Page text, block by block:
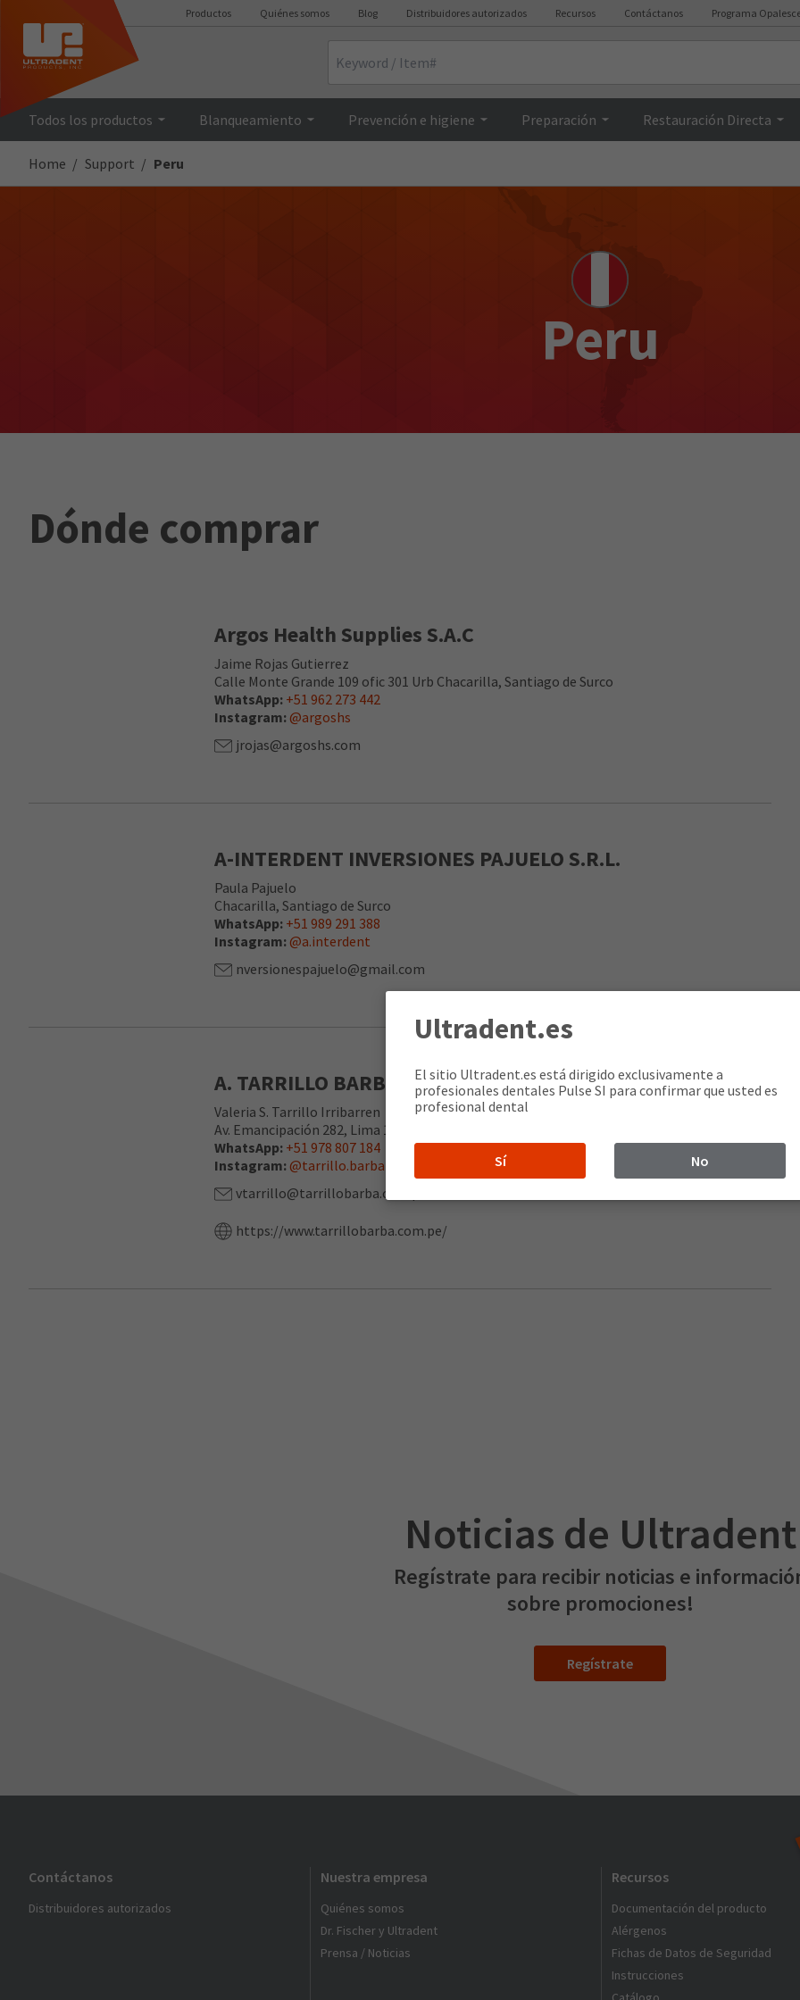
Productos Quiénes somos Blog Distribuidores autorizados Recursos Contáctanos Programa
Todos los productos Blanqueamiento Prevención e higiene Preparación Restauración Directa
Home Support Peru
Peru
Dónde comprar
Argos Health Supplies S.A.C
Jaime Rojas Gutierrez
Calle Monte Grande 109 ofic 301 Urb Chacarilla, Santiago de Surco
WhatsApp: +51 962 273 442
Instagram:@argoshs
jrojas@argoshs.com
A-INTERDENT INVERSIONES PAJUELO S.R.L.
Paula Pajuelo
Chacarilla, Santiago de Surco
WhatsApp: +51 989 291 388
Instagram:@a.interdent
nversionespajuelo@gmail.com
A. TARRILLO BARBA S.A.
Valeria S. Tarrillo Irribarren
Av. Emancipación 282, Lima 15001, Peru
WhatsApp: +51 978 807 184
Instagram:@tarrillo.barba
vtarrillo@tarrillobarba.com.pe
https://www.tarrillobarba.com.pe/
Noticias de Ultradent
Regístrate para recibir noticias e
sobre promociones!
Regístrate
Contáctanos
Distribuidores autorizados
Nuestra empresa
Quiénes somos
Dr. Fischer y Ultradent
Prensa / Noticias
Recursos
Documentación del producto
Alérgenos
Fichas de Datos de Seguridad
Instrucciones
Ultradent.es
El sitio Ultradent.es está dirigido exclusivamente a
profesionales dentales Pulse SI para confirmar que usted es
profesional dental
Sí No